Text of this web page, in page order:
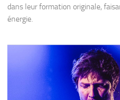
dans leur formation originale,
énergie.